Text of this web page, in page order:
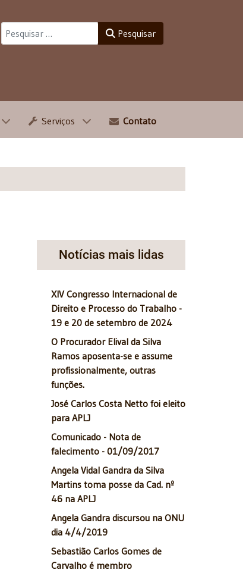
Pesquisar
Serviços Contato
Notícias mais lidas
XIV Congresso Internacional de
Direito e Processo do Trabalho -
19 e 20 de setembro de 2024
O Procurador Elival da Silva
Ramos aposenta-se e assume
profissionalmente, outras
funções.
José Carlos Costa Netto foi eleito
para APLJ
Comunicado - Nota de
falecimento - 01/09/2017
Angela Vidal Gandra da Silva
Martins toma posse da Cad. nº
46 na APLJ
Angela Gandra discursou na ONU
dia 4/4/2019
Sebastião Carlos Gomes de
Carvalho é membro